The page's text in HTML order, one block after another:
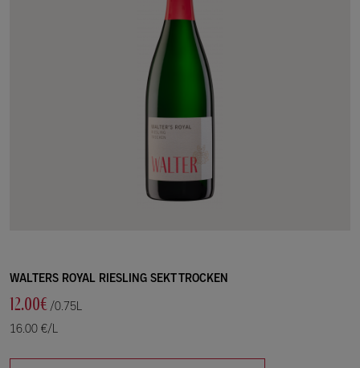
WALTERS ROYAL RIESLING SEKT TROCKEN
12.00€ /0.75L
16.00 €/L